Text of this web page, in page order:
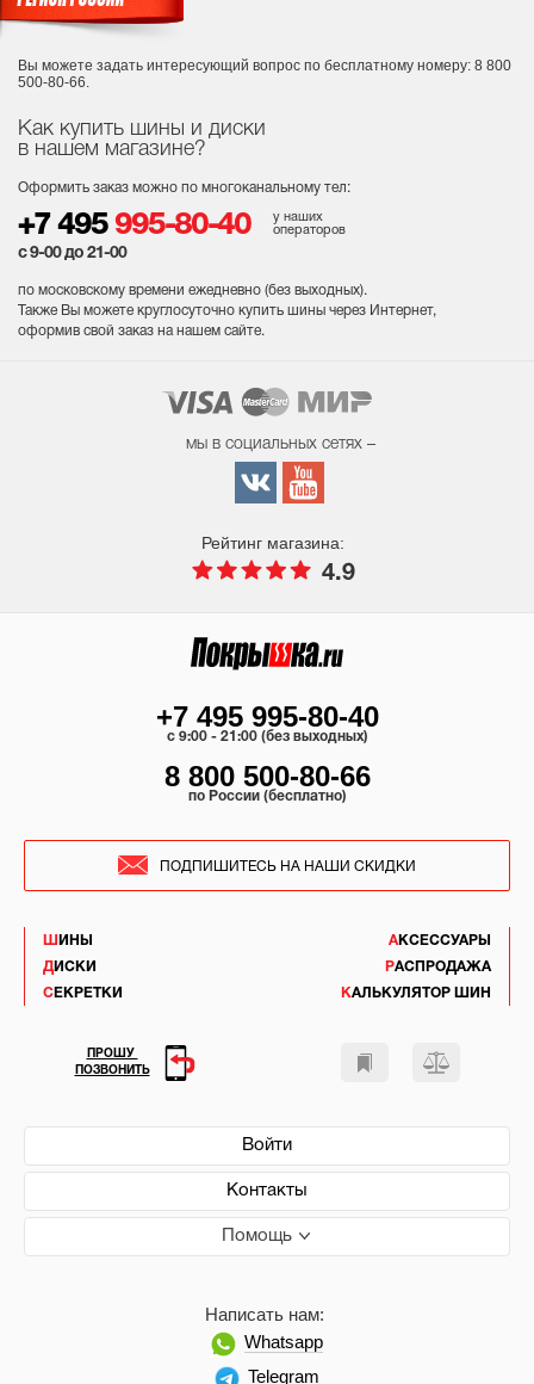
Как купить шины и диски
в нашем магазине?
Оформить заказ можно по многоканальному тел:
+7 495 995-80-40
у наших
операторов
с 9-00 до 21-00
по московскому времени ежедневно (без выходных).
Также Вы можете круглосуточно купить шины через Интернет,
оформив свой заказ на нашем сайте.
Вы можете задать интересующий вопрос по бесплатному номеру: 8 800
500-80-66.
мы в социальных сетях –
Рейтинг магазина:
4.9
ШИНЫ
ДИСКИ
СЕКРЕТКИ
АКСЕССУАРЫ
РАСПРОДАЖА
КАЛЬКУЛЯТОР ШИН
Войти
Контакты
Помощь
Написать нам:
Whatsapp
Telegram
+7 495 995-80-40
c 9:00 - 21:00 (без выходных)
8 800 500-80-66
по России (бесплатно)
ПОДПИШИТЕСЬ НА НАШИ СКИДКИ
ПРОШУ
ПОЗВОНИТЬ